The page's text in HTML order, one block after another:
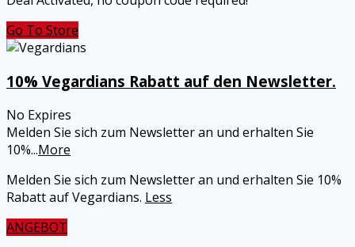
Go To Store
10% Vegardians Rabatt auf den Newsletter.
No Expires
Melden Sie sich zum Newsletter an und erhalten Sie
10%...More
Melden Sie sich zum Newsletter an und erhalten Sie 10%
Rabatt auf Vegardians. Less
ANGEBOT